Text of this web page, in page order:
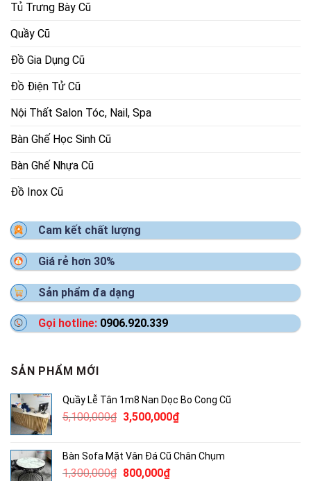
Tủ Trưng Bày Cũ
Quầy Cũ
Đồ Gia Dụng Cũ
Đồ Điện Tử Cũ
Nội Thất Salon Tóc, Nail, Spa
Bàn Ghế Học Sinh Cũ
Bàn Ghế Nhựa Cũ
Đồ Inox Cũ
Cam kết chất lượng
Giá rẻ hơn 30%
Sản phẩm đa dạng
Gọi hotline: 0906.920.339
SẢN PHẨM MỚI
Quầy Lễ Tân 1m8 Nan Dọc Bo Cong Cũ
5,100,000₫ Giá
5,100,000₫.
3,500,000₫Giá
là:
Bàn Sofa Mặt Vân Đá Cũ Chân Chụm
1,300,000₫ Giá
800,000₫Giá